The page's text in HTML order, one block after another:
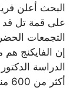
البحث أعلن
على قمة تل قد
التجمعات
إن الفايكنج
الدراسة
أكثر من 600 منصة محتملة …